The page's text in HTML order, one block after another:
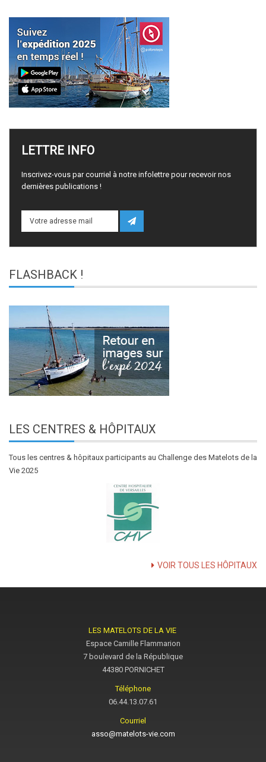
LETTRE INFO
Inscrivez-vous par courriel à notre infolettre pour recevoir nos
dernières publications !
FLASHBACK !
LES CENTRES & HÔPITAUX
Tous les centres & hôpitaux participants au Challenge des Matelots de la
Vie 2025
VOIR TOUS LES HÔPITAUX
LES MATELOTS DE LA VIE
Espace Camille Flammarion
7 boulevard de la République
44380 PORNICHET
Téléphone
06.44.13.07.61
Courriel
asso@matelots-vie.com